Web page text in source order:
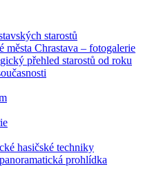
starostů
města Chrastava – fotogalerie
přehled starostů od roku
hasičské techniky
prohlídka